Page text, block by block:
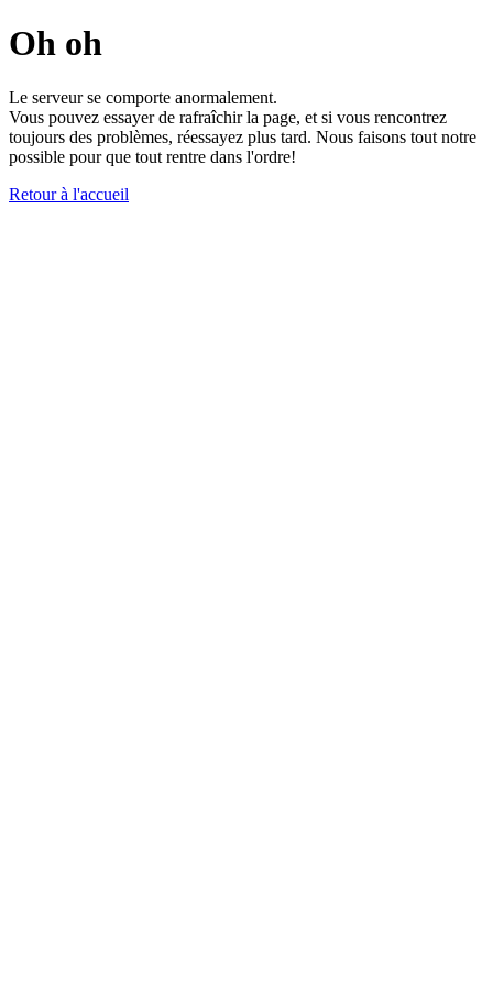
Oh oh
Le serveur se comporte anormalement.
Vous pouvez essayer de rafraîchir la page, et si vous rencontrez
toujours des problèmes, réessayez plus tard. Nous faisons tout notre
possible pour que tout rentre dans l'ordre!
Retour à l'accueil